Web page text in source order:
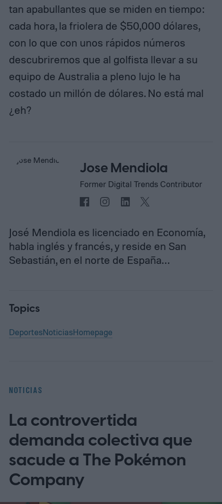
tan apabullantes que se miden en tiempo:
cada hora, la friolera de $50,000 dólares,
con lo que con unos rápidos números
descubriremos que al golfista llevar a su
equipo de Australia a pleno lujo le ha
costado un millón de dólares. No está mal
¿eh?
Jose Mendiola
Former Digital Trends Contributor
José Mendiola es licenciado en Economía,
habla inglés y francés, y reside en San
Sebastián, en el norte de España…
Topics
DeportesNoticiasHomepage
NOTICIAS
La controvertida
demanda colectiva que
sacude a The Pokémon
Company